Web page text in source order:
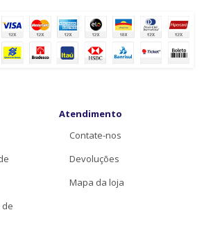
de
Atendimento
Contate-nos
Devoluções
Mapa da loja